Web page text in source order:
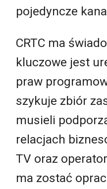
pojedyncze
CRTC ma
kluczowe jest
praw
szykuje zbiór
musieli
relacjach
TV oraz
ma zostać